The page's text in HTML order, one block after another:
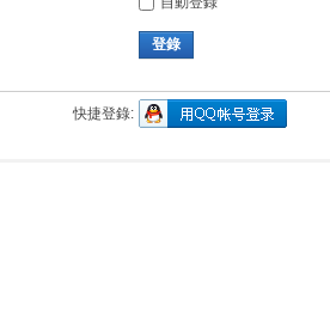
登錄
快捷登錄: